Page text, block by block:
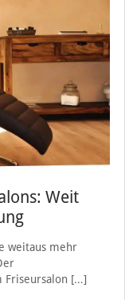
Weit
weitaus mehr
Friseursalon […]